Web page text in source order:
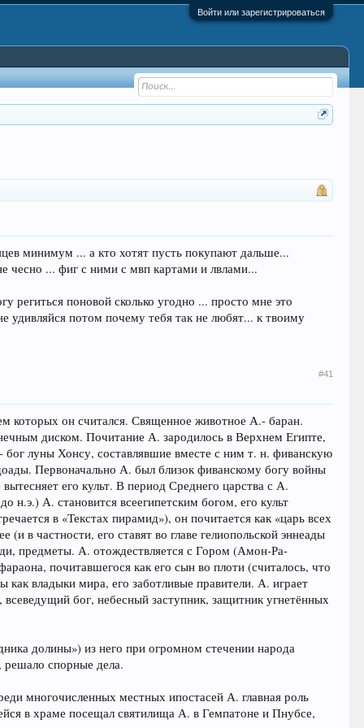
Войти или зарегистрироваться
минимум ... а кто хотят пусть покупают дальше...
чесно ... фиг с ними с мвп картами и лвлами...
региться поновой сколько угодно ... просто мне это
удивляйся потом почему тебя так не любят... к твоиму
#41
которых он считался. Священное животное А.- баран.
диском. Почитание А. зародилось в Верхнем Египте,
луны Хонсу, составлявшие вместе с ним т. н. фиванскую
Первоначально А. был близок фиванскому богу войны
его культ. В период Среднего царства с А.
н.э.) А. становится всеегипетским богом, его культ
в «Текстах пирамид»), он почитается как «царь всех
в частности, его ставят во главе гелиопольской эннеады
предметы. А. отождествляется с Гором (Амон-Ра-
почитавшегося как его сын во плоти (считалось, что
владыки мира, его заботливые правители. А. играет
бог, небесный заступник, защитник угнетённых
долины») из него при огромном стечении народа
решало спорные дела.
многочисленных местных ипостасей А. главная роль
в храме посещал святилища А. в Гемпатоне и Пнубсе,